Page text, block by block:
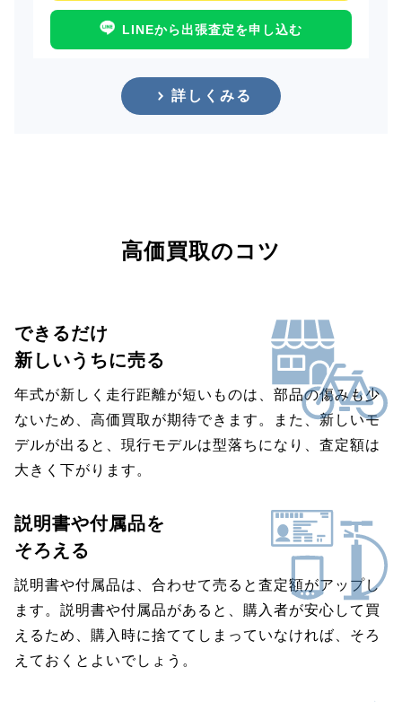
LINEから出張査定を申し込む
詳しくみる
高価買取のコツ
できるだけ
新しいうちに売る
年式が新しく走行距離が短いものは、部品の傷みも少
ないため、高価買取が期待できます。また、新しいモ
デルが出ると、現行モデルは型落ちになり、査定額は
大きく下がります。
説明書や付属品を
そろえる
説明書や付属品は、合わせて売ると査定額がアップし
ます。説明書や付属品があると、購入者が安心して買
えるため、購入時に捨ててしまっていなければ、そろ
えておくとよいでしょう。